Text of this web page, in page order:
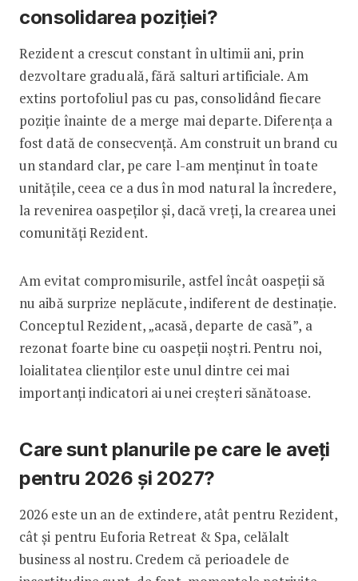
consolidarea poziției?
Rezident a crescut constant în ultimii ani, prin
dezvoltare graduală, fără salturi artificiale. Am
extins portofoliul pas cu pas, consolidând fiecare
poziție înainte de a merge mai departe. Diferența a
fost dată de consecvență. Am construit un brand cu
un standard clar, pe care l-am menținut în toate
unitățile, ceea ce a dus în mod natural la încredere,
la revenirea oaspeților și, dacă vreți, la crearea unei
comunități Rezident.
Am evitat compromisurile, astfel încât oaspeții să
nu aibă surprize neplăcute, indiferent de destinație.
Conceptul Rezident, „acasă, departe de casă”, a
rezonat foarte bine cu oaspeții noștri. Pentru noi,
loialitatea clienților este unul dintre cei mai
importanți indicatori ai unei creșteri sănătoase.
Care sunt planurile pe care le aveți
pentru 2026 și 2027?
2026 este un an de extindere, atât pentru Rezident,
cât și pentru Euforia Retreat & Spa, celălalt
business al nostru. Credem că perioadele de